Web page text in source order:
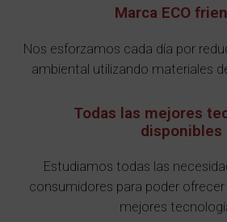
Marca ECO
Nos esforzamos cada día por
ambiental utilizando materiales
Todas las mejores
disponibles
Estudiamos todas las
consumidores para poder
mejores